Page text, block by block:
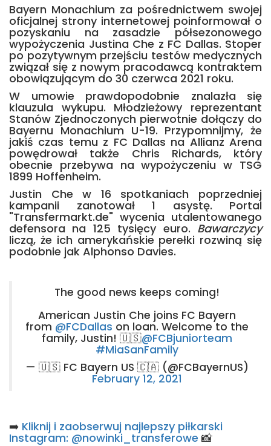
Bayern Monachium za pośrednictwem swojej
oficjalnej strony internetowej poinformował o
pozyskaniu na zasadzie półsezonowego
wypożyczenia Justina Che z FC Dallas. Stoper
po pozytywnym przejściu testów medycznych
związał się z nowym pracodawcą kontraktem
obowiązującym do 30 czerwca 2021 roku.
W umowie prawdopodobnie znalazła się
klauzula wykupu. Młodzieżowy reprezentant
Stanów Zjednoczonych pierwotnie dołączy do
Bayernu Monachium U-19. Przypomnijmy, że
jakiś czas temu z FC Dallas na Allianz Arena
powędrował także Chris Richards, który
obecnie przebywa na wypożyczeniu w TSG
1899 Hoffenheim.
Justin Che w 16 spotkaniach poprzedniej
kampanii zanotował 1 asystę. Portal
"Transfermarkt.de" wycenia utalentowanego
defensora na 125 tysięcy euro. Bawarczycy
liczą, że ich amerykańskie perełki rozwiną się
podobnie jak Alphonso Davies.
The good news keeps coming!
American Justin Che joins FC Bayern
from @FCDallas on loan. Welcome to the
family, Justin! 🇺🇸@FCBjuniorteam
#MiaSanFamily
— 🇺🇸 FC Bayern US 🇨🇦 (@FCBayernUS)
February 12, 2021
➡️ Kliknij i zaobserwuj najlepszy piłkarski
Instagram: @nowinki_transferowe 📸